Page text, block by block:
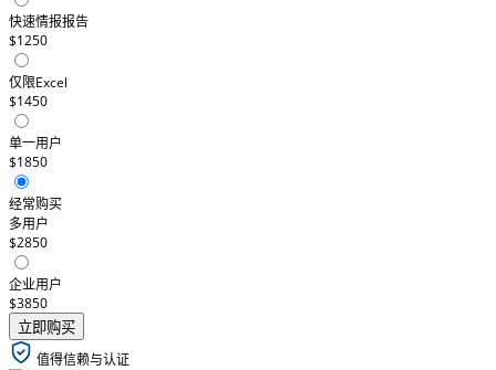
快速情报报告
$1250
仅限Excel
$1450
单一用户
$1850
经常购买
多用户
$2850
企业用户
$3850
立即购买
值得信赖与认证